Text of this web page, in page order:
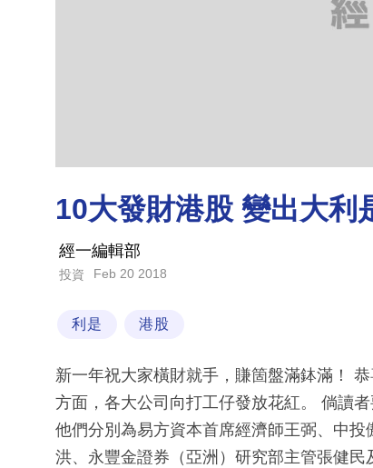
10大發財港股 變出大利
經一編輯部
投資 Feb 20 2018
利是 港股
新一年祝大家橫財就手，賺箇盤滿鉢滿！
方面，各大公司向打工仔發放花紅。 倘讀
他們分別為易方資本首席經濟師王弼、中
洪、永豐金證券（亞洲）研究部主管張健